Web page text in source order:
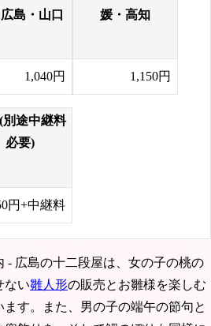
島・山口
1,040円
媛・高知
1,150円
別途中継料
必要)
円+中継料
- 広島の十二段屋は、女の子の桃の
ない雛人形の販売とお雛様を楽しむ
す。また、男の子の端午の節句と